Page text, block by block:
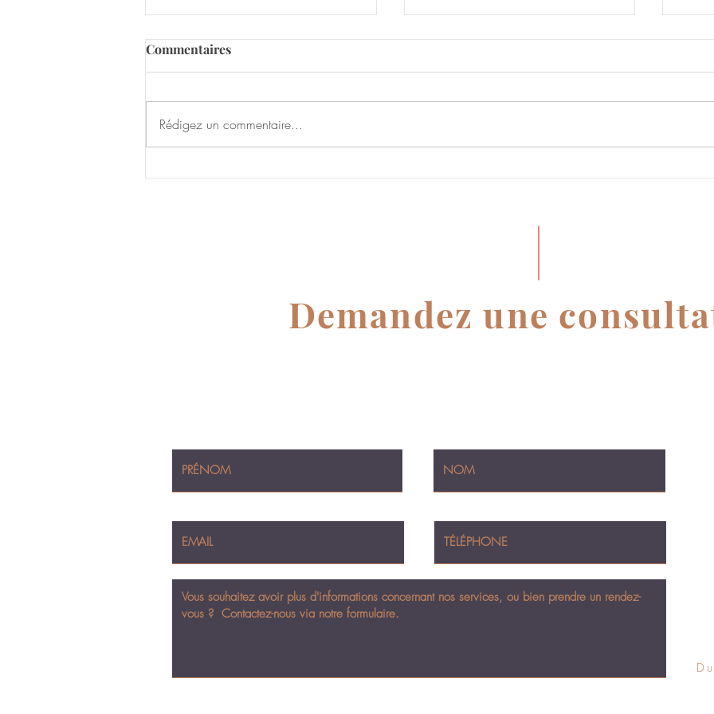
Définition des principes de
Que reste-t-il de l'équité ?
Commentaires
Rédigez un commentaire...
Demandez une